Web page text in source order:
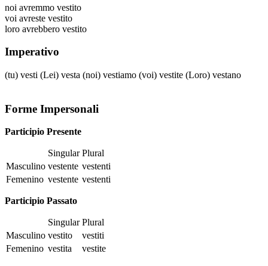
noi avremmo vestito
voi avreste vestito
loro avrebbero vestito
Imperativo
(tu) vesti (Lei) vesta (noi) vestiamo (voi) vestite (Loro) vestano
Forme Impersonali
Participio Presente
Singular Plural
Masculino vestente vestenti
Femenino vestente vestenti
Participio Passato
Singular Plural
Masculino vestito
vestiti
Femenino vestita vestite